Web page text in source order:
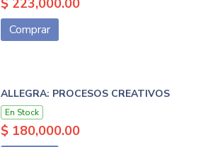
Comprar
ALLEGRA: PROCESOS CREATIVOS
En Stock
$ 180,000.00